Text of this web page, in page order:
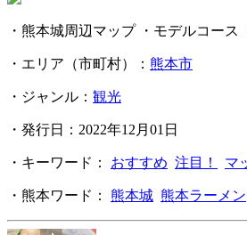
・熊本城周辺マップ ・モデルコース
・エリア（市町村）： 熊本市
・ジャンル： 観光
・発行日：2022年12月01日
・キーワード： おすすめ 注目！ マ
・熊本ワード： 熊本城 熊本ラーメン